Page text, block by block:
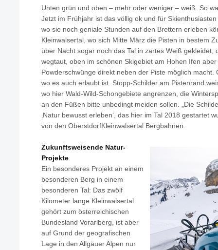
Unten grün und oben – mehr oder weniger – weiß. So
Jetzt im Frühjahr ist das völlig ok und für
wo sie noch geniale Stunden auf den Brettern erleben
Kleinwalsertal, wo sich Mitte März die Pisten in bestem
über Nacht sogar noch das Tal in zartes Weiß gekleidet,
wegtaut, oben im schönen Skigebiet am Hohen Ifen
Powderschwünge direkt neben der Piste möglich
wo es auch erlaubt ist. Stopp-Schilder am Pistenrand
wo hier Wald-Wild-Schongebiete angrenzen, die
an den Füßen bitte unbedingt meiden sollen. „Die
‚Natur bewusst erleben‘, das hier im Tal 2018 gestartet
von den OberstdorfKleinwalsertal Bergbahnen.
Zukunftsweisende Natur-
Projekte
Ein besonderes Projekt an einem
besonderen Berg in einem
besonderen Tal: Das zwölf
Kilometer lange Kleinwalsertal
gehört zum österreichischen
Bundesland Vorarlberg, ist aber
auf Grund der geografischen
Lage in den Allgäuer Alpen nur